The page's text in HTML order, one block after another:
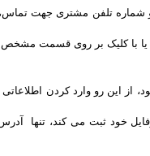
تلفن مشتری جهت تماس،
با کلیک بر روی قسمت مشخص
این رو وارد کردن
خود ثبت می­ کند، تنها